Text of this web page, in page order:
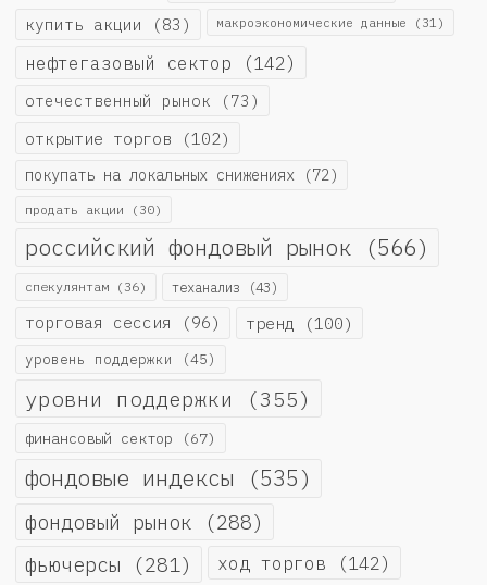
купить акции (83) макроэкономические данные (31)
нефтегазовый сектор (142)
отечественный рынок (73)
открытие торгов (102)
покупать на локальных снижениях (72)
продать акции (30)
российский фондовый рынок (566)
спекулянтам (36) теханализ (43)
торговая сессия (96) тренд (100)
уровень поддержки (45)
уровни поддержки (355)
финансовый сектор (67)
фондовые индексы (535)
фондовый рынок (288)
фьючерсы (281) ход торгов (142)